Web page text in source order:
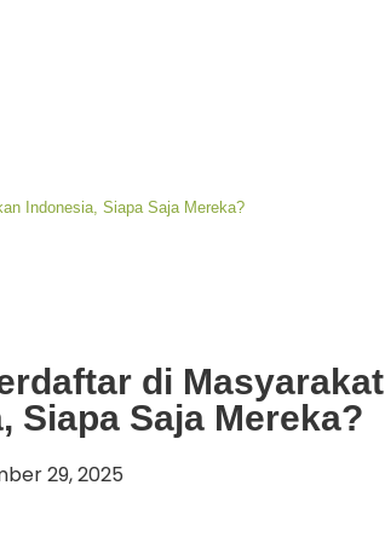
Indonesia, Siapa Saja Mereka?
di Masyarakat
Siapa Saja Mereka?
29, 2025